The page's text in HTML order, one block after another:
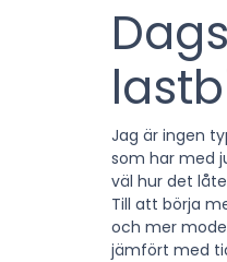
Jag är ingen
som har med
väl hur det
Till att börja
och mer
jämfört med